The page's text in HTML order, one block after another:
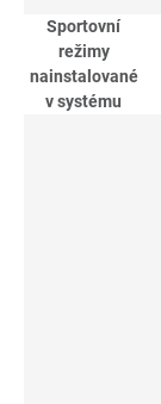
Sportovní
režimy
nainstalované
v systému